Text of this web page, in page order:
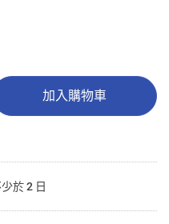
加入購物車
於 2 日